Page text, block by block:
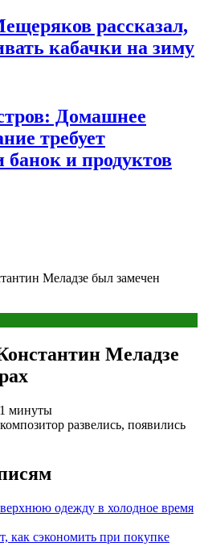
рассказал,
кабачки на зиму
Домашнее
требует
банок и продуктов
Меладзе был замечен
Меладзе
1 минуты
развелись, появились
одежду в холодное время
как сэкономить при покупке